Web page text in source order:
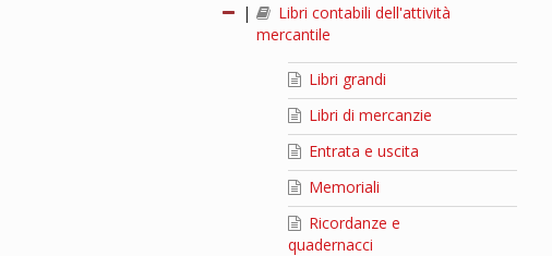
|
Libri contabili dell'attività
mercantile
Libri grandi
Libri di mercanzie
Entrata e uscita
Memoriali
Ricordanze e
quadernacci